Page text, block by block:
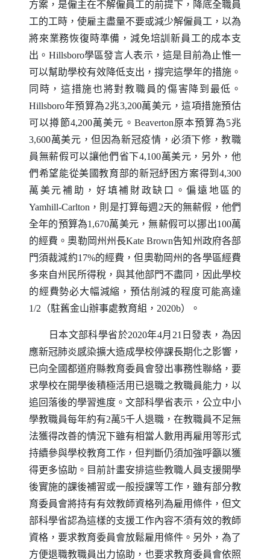
方案，是僱主在不解僱員工的前提下，降底全職員
工的工時，使雇主盡量不要或減少解僱員工，以為
將來業務恢復時準備，減免培訓新員工的成本支
出。 Hillsboro學區發言人表示，這是目前為止惟一
可以幫助學校有效降低支出，撐完這學年的措施。
同時，這措施也將對教職員的傷害降到最低。
Hillsboro年預算為2兆3,200萬美元，這項措施預估
可以撙節4,200萬美元。 Beaverton原本預算為5兆
3,600萬美元，但因為新冠疫情，必須下修，教職
員無薪假可以讓他們省下4,100萬美元，另外，他
們希望能從美國教育部的新冠紓困方案得到4,300
萬美元補助，好填補財政缺口。偏遠地區的
Yamhill-Carlton ，則是打算每週2天的無薪假，他們
全年的預算為1,670萬美元，無薪假可以挪出100萬
的經費。奧勒岡州州長Kate Brown告知州政府各部
門須裁減約17%的經費，但奧勒岡州的各學區經費
多來自州民所得稅，與其他部門不盡同，因此學校
的經費勢必大幅減縮，預估削減的程度可能高達
1/2（駐舊金山辦事處教育組，2020b）。
日本文部科學省於2020年4月21日發表，為因
應新冠肺炎感染擴大造成學校停課長期化之影響，
已向全國都道府縣教育委員會發出事務性聯絡，要
求學校在開學後積極活用已退職之教職員能力，以
追回落後的學習進度。文部科學省表示，公立中小
學教職員每年約有2萬5千人退職，在教職員不足無
法獲得改善的情況下雖有相當人數用再雇用等形式
持續參與學校教育工作，但判斷仍須加強呼籲以獲
得更多協助。目前計畫安排這些教職人員支援開學
後實施的課後補習或一般授課等工作，雖有部分教
育委員會將持有有效教師資格列為雇用條件，但文
部科學省認為這樣的支援工作內容不須有效的教師
資格，要求教育委員會放鬆雇用條件。另外，為了
方便退職教職員出力協助，也要求教育委員會依照